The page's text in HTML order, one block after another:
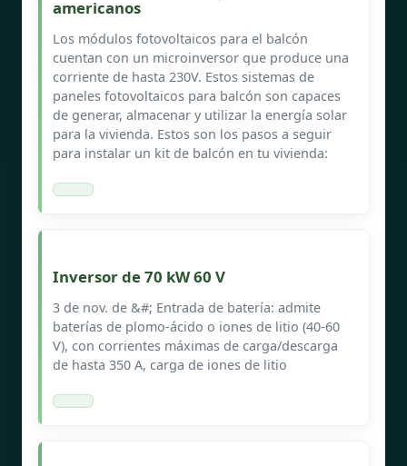
americanos
Los módulos fotovoltaicos para el balcón
cuentan con un microinversor que produce una
corriente de hasta 230V. Estos sistemas de
paneles fotovoltaicos para balcón son capaces
de generar, almacenar y utilizar la energía solar
para la vivienda. Estos son los pasos a seguir
para instalar un kit de balcón en tu vivienda:
Inversor de 70 kW 60 V
3 de nov. de &#; Entrada de batería: admite
baterías de plomo-ácido o iones de litio (40-60
V), con corrientes máximas de carga/descarga
de hasta 350 A, carga de iones de litio